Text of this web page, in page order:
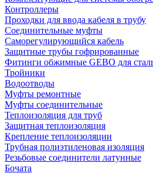
Контроллеры
Проходки для ввода кабеля в трубу
Соединительные муфты
Саморегулирующийся кабель
Защитные трубы гофрированные
Фитинги обжимные GEBO для
Тройники
Водоотводы
Муфты ремонтные
Муфты соединительные
Теплоизоляция для труб
Защитная теплоизоляция
Крепление теплоизоляции
Трубная полиэтиленовая изоляция
Резьбовые соединители латунные
Бочата